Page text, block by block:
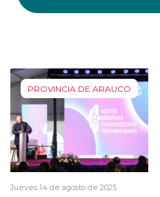
PROVINCIA DE ARAUCO
Jueves 14 de agosto de 2025